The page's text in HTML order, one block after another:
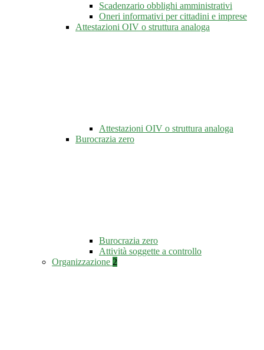
Scadenzario obblighi amministrativi
Oneri informativi per cittadini e imprese
Attestazioni OIV o struttura analoga
Attestazioni OIV o struttura analoga
Burocrazia zero
Burocrazia zero
Attività soggette a controllo
Organizzazione 2